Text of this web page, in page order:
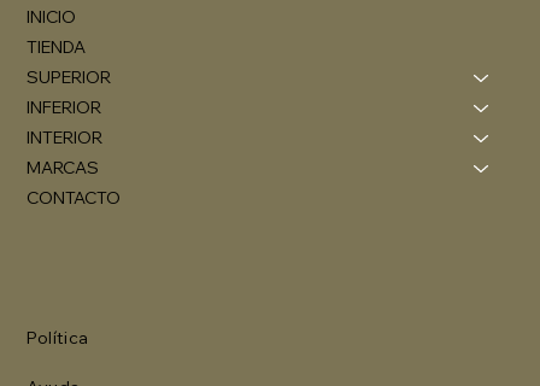
INICIO
TIENDA
SUPERIOR
INFERIOR
INTERIOR
MARCAS
CONTACTO
Política